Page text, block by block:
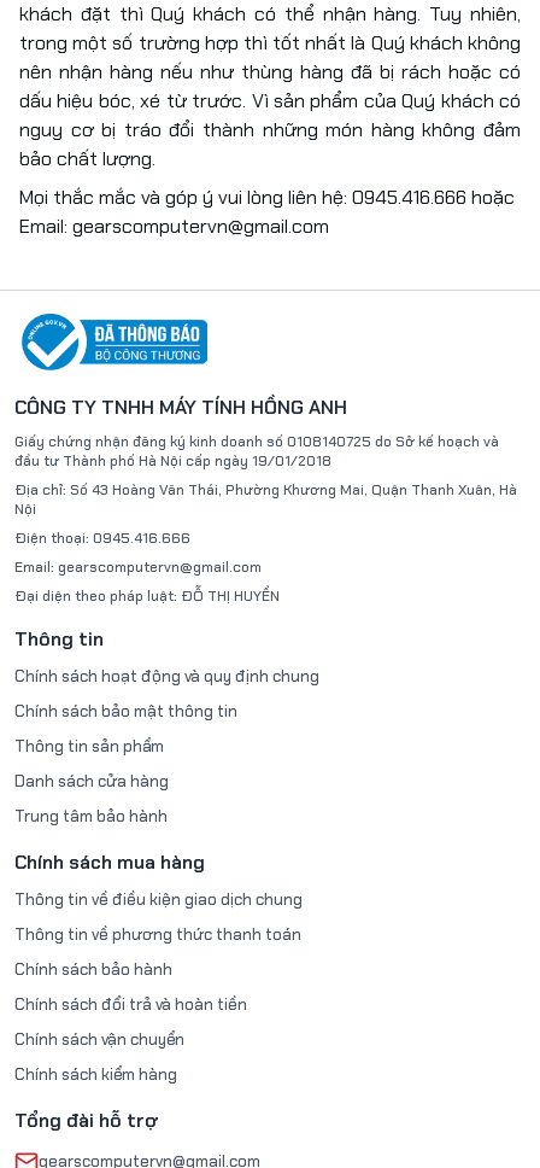
khách đặt thì Quý khách có thể nhận hàng. Tuy nhiên,
trong một số trường hợp thì tốt nhất là Quý khách không
nên nhận hàng nếu như thùng hàng đã bị rách hoặc có
dấu hiệu bóc, xé từ trước. Vì sản phẩm của Quý khách có
nguy cơ bị tráo đổi thành những món hàng không đảm
bảo chất lượng.
Mọi thắc mắc và góp ý vui lòng liên hệ: 0945.416.666 hoặc
Email: gearscomputervn@gmail.com
CÔNG TY TNHH MÁY TÍNH HỒNG ANH
Giấy chứng nhận đăng ký kinh doanh số 0108140725 do Sở kế hoạch và
đầu tư Thành phố Hà Nội cấp ngày 19/01/2018
Địa chỉ: Số 43 Hoàng Văn Thái, Phường Khương Mai, Quận Thanh Xuân, Hà
Nội
Điện thoại: 0945.416.666
Email: gearscomputervn@gmail.com
Đại diện theo pháp luật: ĐỖ THỊ HUYỀN
Thông tin
Chính sách hoạt động và quy định chung
Chính sách bảo mật thông tin
Thông tin sản phẩm
Danh sách cửa hàng
Trung tâm bảo hành
Chính sách mua hàng
Thông tin về điều kiện giao dịch chung
Thông tin về phương thức thanh toán
Chính sách bảo hành
Chính sách đổi trả và hoàn tiền
Chính sách vận chuyển
Chính sách kiểm hàng
Tổng đài hỗ trợ
gearscomputervn@gmail.com